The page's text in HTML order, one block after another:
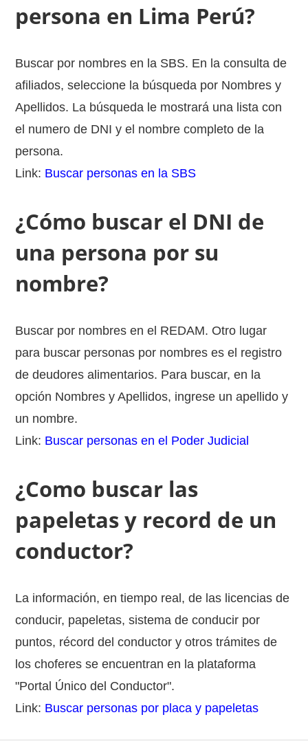
persona en Lima Perú?
Buscar por nombres en la SBS. En la consulta de
afiliados, seleccione la búsqueda por Nombres y
Apellidos. La búsqueda le mostrará una lista con
el numero de DNI y el nombre completo de la
persona.
Link: Buscar personas en la SBS
¿Cómo buscar el DNI de
una persona por su
nombre?
Buscar por nombres en el REDAM. Otro lugar
para buscar personas por nombres es el registro
de deudores alimentarios. Para buscar, en la
opción Nombres y Apellidos, ingrese un apellido y
un nombre.
Link: Buscar personas en el Poder Judicial
¿Como buscar las
papeletas y record de un
conductor?
La información, en tiempo real, de las licencias de
conducir, papeletas, sistema de conducir por
puntos, récord del conductor y otros trámites de
los choferes se encuentran en la plataforma
"Portal Único del Conductor".
Link: Buscar personas por placa y papeletas